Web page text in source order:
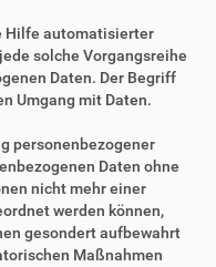
Hilfe automatisierter
solche Vorgangsreihe
Daten. Der Begriff
Umgang mit Daten.
personenbezogener
Daten ohne
nicht mehr einer
werden können,
gesondert aufbewahrt
Maßnahmen